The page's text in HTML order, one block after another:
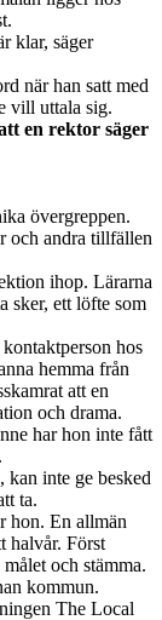
klar, säger
när han satt med
vill uttala sig.
en rektor säger
övergreppen.
och andra tillfällen
ihop. Lärarna
sker, ett löfte som
hos
hemma från
att en
och drama.
har hon inte fått
inte ge besked
ta.
hon. En allmän
halvår. Först
och stämma.
kommun.
The Local